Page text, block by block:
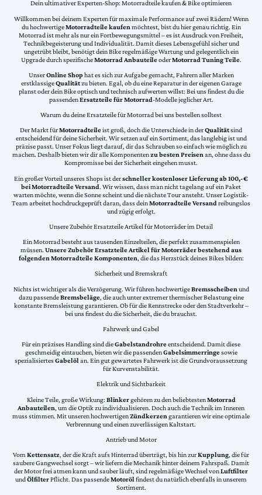
Dein ultimativer Experten-Shop: Motorradteile kaufen & Bike optimieren
Willkommen bei deinem Experten für maximale Performance auf zwei Rädern! Wenn
du hochwertigeMotorradteile kaufen möchtest, bist du hier genau richtig. Ein
Motorrad ist mehr als nur ein Fortbewegungsmittel – es ist Ausdruck von Freiheit,
Technikbegeisterung und Individualität. Damit dieses Lebensgefühl sicher und
ungetrübt bleibt, benötigt dein Bike regelmäßige Wartung und gelegentlich ein
Upgrade durch spezifischeMotorrad AnbauteileoderMotorrad Tuning Teile.
UnserOnline Shophat es sich zur Aufgabe gemacht, Fahrern aller Marken
erstklassigeQualitätzu bieten. Egal, ob du eine Reparatur in der eigenen Garage
planst oder dein Bike optisch und technisch aufwerten willst: Bei uns findest du die
passendenErsatzteile für Motorrad-Modelle jeglicher Art.
Warum du deine Ersatzteile für Motorrad bei uns bestellen solltest
Der Markt fürMotorradteileist groß, doch die Unterschiede in derQualitätsind
entscheidend für deine Sicherheit. Wir setzen auf ein Sortiment, das langlebig ist und
präzise passt. Unser Fokus liegt darauf, dir das Schrauben so einfach wie möglich zu
machen. Deshalb bieten wir dir alle Komponentenzu besten Preisenan, ohne dass du
Kompromisse bei der Sicherheit eingehen musst.
Ein großer Vorteil unseres Shops ist derschneller kostenloser Lieferung ab 100,-€
bei Motorradteile Versand. Wir wissen, dass man nicht tagelang auf ein Paket
warten möchte, wenn die Sonne scheint und die nächste Tour ansteht. Unser Logistik-
Team arbeitet hochdruckgeprüft daran, dass deinMotorradteile Versand reibungslos
und zügig erfolgt.
Unsere Zubehör Ersatzteile Artikel für Motorräder im Detail
Ein Motorrad besteht aus tausenden Einzelteilen, die perfekt zusammenspielen
müssen. Unsere Zubehör Ersatzteile Artikel für Motorräder bestehend aus
folgenden Motorradteile Komponenten, die das Herzstück deines Bikes bilden:
Sicherheit und Bremskraft
Nichts ist wichtiger als die Verzögerung. Wir führen hochwertigeBremsscheiben und
dazu passendeBremsbeläge, die auch unter extremer thermischer Belastung eine
konstante Bremsleistung garantieren. Ob für die Rennstrecke oder den Stadtverkehr –
bei uns findest du die Sicherheit, die du brauchst.
Fahrwerk und Gabel
Für ein präzises Handling sind dieGabelstandrohreentscheidend. Damit diese
geschmeidig eintauchen, bieten wir die passendenGabelsimmerringesowie
spezialisiertesGabelölan. Ein gut gewartetes Fahrwerk ist die Grundvoraussetzung
für Kurvenstabilität.
Elektrik und Sichtbarkeit
Kleine Teile, große Wirkung: Blinkergehören zu den beliebtestenMotorrad
Anbauteilen, um die Optik zu individualisieren. Doch auch die Technik im Inneren
muss stimmen. Mit unseren hochwertigenZündkerzen garantieren wir eine optimale
Verbrennung und einen zuverlässigen Kaltstart.
Antrieb und Motor
VomKettensatz, der die Kraft aufs Hinterrad überträgt, bis hin zurKupplung, die für
saubere Gangwechsel sorgt – wir liefern die Mechanik hinter deinem Fahrspaß. Damit
der Motor frei atmen kann und sauber läuft, sind regelmäßige Wechsel vonLuftfilter
undÖlfilterPflicht. Das passendeMotorölfindest du natürlich ebenfalls in unserem
Sortiment.